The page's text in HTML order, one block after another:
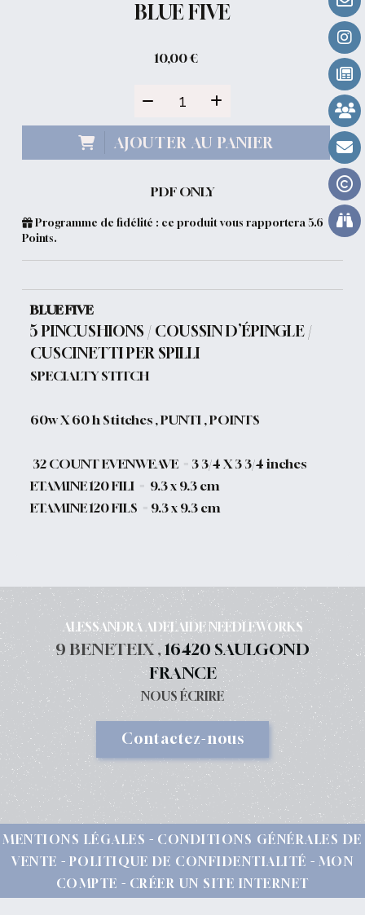
BLUE FIVE
10,00€
AJOUTER AU PANIER
PDF ONLY
Programme de fidélité : ce produit vous rapportera5.6
Points.
BLUE FIVE
5 PINCUSHIONS / COUSSIN D’ÉPINGLE /
CUSCINETTI PER SPILLI
SPECIALTY STITCH
60w X 60 h Stitches , PUNTI , POINTS
32 COUNT EVENWEAVE = 3 3/4 X 3 3/4 inches
ETAMINE 120 FILI = 9.3 x 9.3 cm
ETAMINE 120 FILS = 9.3 x 9.3 cm
ALESSANDRA ADELAIDE NEEDLEWORKS
9 BENETEIX ,16420 SAULGOND
FRANCE
NOUS ÉCRIRE
Contactez-nous
MENTIONS LÉGALES
CONDITIONS GÉNÉRALES DE
VENTE
POLITIQUE DE CONFIDENTIALITÉ
MON
COMPTE
CRÉER UN SITE INTERNET